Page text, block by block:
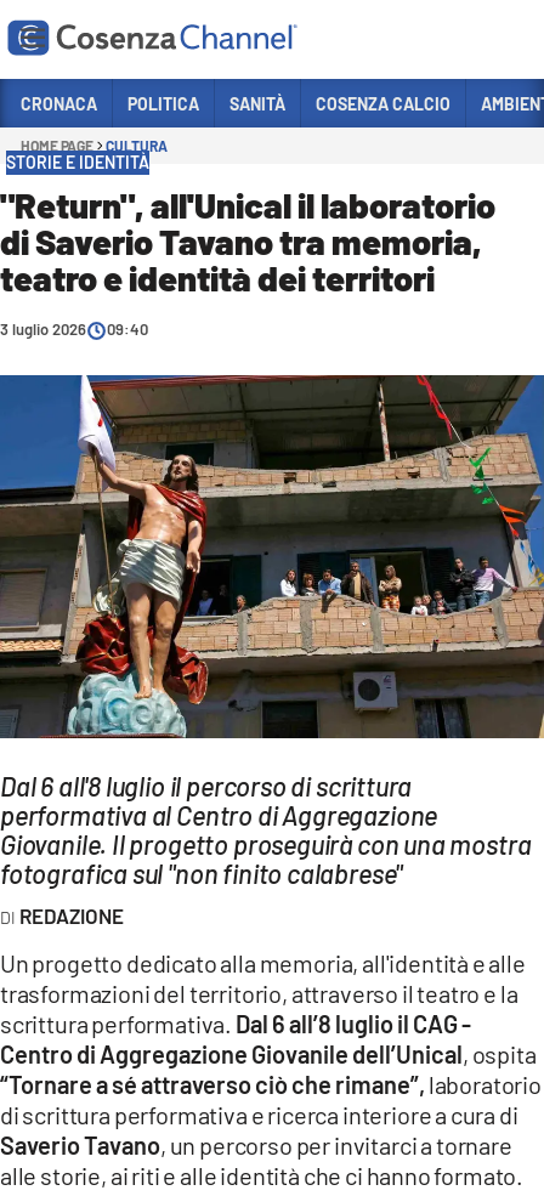
Sezioni
POLITICA
COSENZA CALCIO
ECONOMIA E LAVORO
SANITÀ
SPORT
CULTURA
AMBIENTE
Streaming
LAC TV
LAC NETWORK
LAC ONAIR
LaC
Network
LACPLAY.IT
LACTV.IT
LACONAIR.IT
LACITYMAG.IT
ILREGGINO.IT
COSENZACHANNEL.IT
ILVIBONESE.IT
CATANZAROCHANNEL.IT
CRONACA POLITICA SANITÀ COSENZA CALCIO
HOME PAGE CULTURA
STORIE E IDENTITÀ
"Return", all'Unical il laboratorio
di Saverio Tavano tra memoria,
teatro e identità dei territori
3 luglio 2026 09:40
Dal 6 all'8 luglio il percorso di scrittura
performativa al Centro di Aggregazione
Giovanile. Il progetto proseguirà con una mostra
fotografica sul "non finito calabrese"
REDAZIONE
Un progetto dedicato alla memoria, all'identità e alle
trasformazioni del territorio, attraverso il teatro e la
scrittura performativa. Dal 6 all’8 luglio il CAG -
Centro di Aggregazione Giovanile dell’Unical, ospita
“Tornare a sé attraverso ciò che rimane”, laboratorio
di scrittura performativa e ricerca interiore a cura di
Saverio Tavano, un percorso per invitarci a tornare
alle storie, ai riti e alle identità che ci hanno formato.